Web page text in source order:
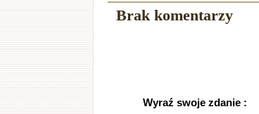
Brak komentarzy
Wyraź swoje zdanie :